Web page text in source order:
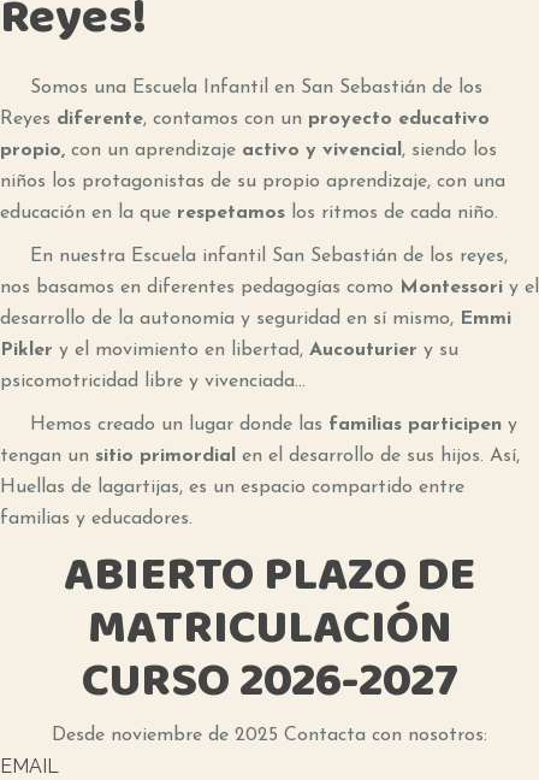
Reyes!
Somos una Escuela Infantil en San Sebastián de los
Reyes diferente, contamos con un proyecto educativo
propio, con un aprendizaje activo y vivencial, siendo los
niños los protagonistas de su propio aprendizaje, con una
educación en la que respetamos los ritmos de cada niño.
En nuestra Escuela infantil San Sebastián de los reyes,
nos basamos en diferentes pedagogías como Montessori y el
desarrollo de la autonomía y seguridad en sí mismo, Emmi
Pikler y el movimiento en libertad, Aucouturier y su
psicomotricidad libre y vivenciada…
Hemos creado un lugar donde las familias participen y
tengan un sitio primordial en el desarrollo de sus hijos. Así,
Huellas de lagartijas, es un espacio compartido entre
familias y educadores.
ABIERTO PLAZO DE
MATRICULACIÓN
CURSO2026-2027
Desde noviembre de 2025 Contacta con nosotros:
EMAIL